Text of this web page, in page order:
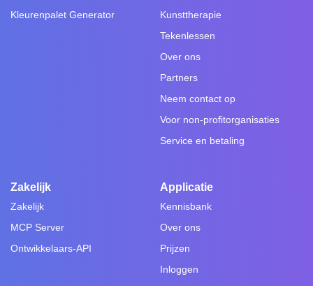
Kleurenpalet Generator
Kunsttherapie
Tekenlessen
Over ons
Partners
Neem contact op
Voor non-profitorganisaties
Service en betaling
Zakelijk
Zakelijk
MCP Server
Ontwikkelaars-API
Applicatie
Kennisbank
Over ons
Prijzen
Inloggen